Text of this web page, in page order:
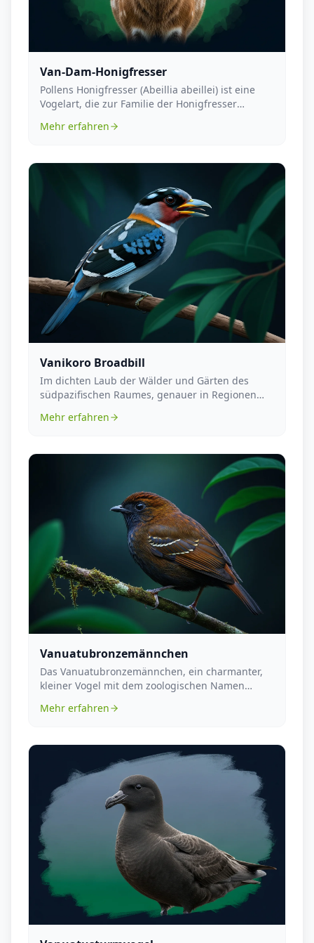
Van-Dam-Honigfresser
Pollens Honigfresser (Abeillia abeillei) ist eine
Vogelart, die zur Familie der Honigfresser
Mehr erfahren
Vanikoro Broadbill
Im dichten Laub der Wälder und Gärten des
südpazifischen Raumes, genauer in Regionen
Mehr erfahren
Vanuatubronzemännchen
Das Vanuatubronzemännchen, ein charmanter,
kleiner Vogel mit dem zoologischen Namen
Mehr erfahren